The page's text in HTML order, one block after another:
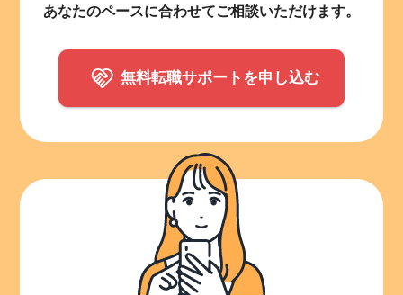
あなたのペースに合わせてご相談いただけます。
無料転職サポートを申し込む